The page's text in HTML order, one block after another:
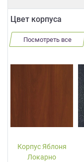
Цвет корпуса
Посмотреть все
Корпус Яблоня
Локарно